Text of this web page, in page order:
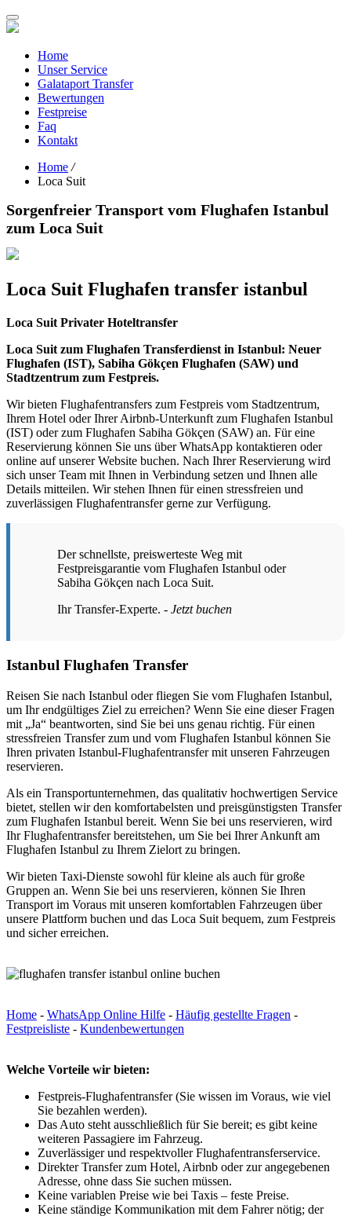
Toggle
navigation
Home
Unser Service
Galataport Transfer
Bewertungen
Festpreise
Faq
Kontakt
Home /
Loca Suit
Sorgenfreier Transport vom Flughafen Istanbul
zum Loca Suit
Loca Suit Flughafen transfer istanbul
Loca Suit Privater Hoteltransfer
Loca Suit zum Flughafen Transferdienst in Istanbul: Neuer
Flughafen (IST), Sabiha Gökçen Flughafen (SAW) und
Stadtzentrum zum Festpreis.
Wir bieten Flughafentransfers zum Festpreis vom Stadtzentrum,
Ihrem Hotel oder Ihrer Airbnb-Unterkunft zum Flughafen Istanbul
(IST) oder zum Flughafen Sabiha Gökçen (SAW) an. Für eine
Reservierung können Sie uns über WhatsApp kontaktieren oder
online auf unserer Website buchen. Nach Ihrer Reservierung wird
sich unser Team mit Ihnen in Verbindung setzen und Ihnen alle
Details mitteilen. Wir stehen Ihnen für einen stressfreien und
zuverlässigen Flughafentransfer gerne zur Verfügung.
Der schnellste, preiswerteste Weg mit
Festpreisgarantie vom Flughafen Istanbul oder
Sabiha Gökçen nach Loca Suit.
Ihr Transfer-Experte. - Jetzt buchen
Istanbul Flughafen Transfer
Reisen Sie nach Istanbul oder fliegen Sie vom Flughafen Istanbul,
um Ihr endgültiges Ziel zu erreichen? Wenn Sie eine dieser Fragen
mit „Ja“ beantworten, sind Sie bei uns genau richtig. Für einen
stressfreien Transfer zum und vom Flughafen Istanbul können Sie
Ihren privaten Istanbul-Flughafentransfer mit unseren Fahrzeugen
reservieren.
Als ein Transportunternehmen, das qualitativ hochwertigen Service
bietet, stellen wir den komfortabelsten und preisgünstigsten Transfer
zum Flughafen Istanbul bereit. Wenn Sie bei uns reservieren, wird
Ihr Flughafentransfer bereitstehen, um Sie bei Ihrer Ankunft am
Flughafen Istanbul zu Ihrem Zielort zu bringen.
Wir bieten Taxi-Dienste sowohl für kleine als auch für große
Gruppen an. Wenn Sie bei uns reservieren, können Sie Ihren
Transport im Voraus mit unseren komfortablen Fahrzeugen über
unsere Plattform buchen und das Loca Suit bequem, zum Festpreis
und sicher erreichen.
Home - WhatsApp Online Hilfe - Häufig gestellte Fragen -
Festpreisliste - Kundenbewertungen
Welche Vorteile wir bieten:
Festpreis-Flughafentransfer (Sie wissen im Voraus, wie viel
Sie bezahlen werden).
Das Auto steht ausschließlich für Sie bereit; es gibt keine
weiteren Passagiere im Fahrzeug.
Zuverlässiger und respektvoller Flughafentransferservice.
Direkter Transfer zum Hotel, Airbnb oder zur angegebenen
Adresse, ohne dass Sie suchen müssen.
Keine variablen Preise wie bei Taxis – feste Preise.
Keine ständige Kommunikation mit dem Fahrer nötig; der